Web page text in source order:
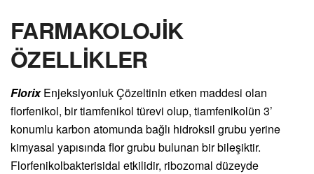
FARMAKOLOJİK
ÖZELLİKLER
FlorixEnjeksiyonluk Çözeltinin etken maddesi olan
florfenikol, bir tiamfenikol türevi olup, tiamfenikolün 3’
konumlu karbon atomunda bağlı hidroksil grubu yerine
kimyasal yapısında flor grubu bulunan bir bileşiktir.
Florfenikolbakterisidal etkilidir, ribozomal düzeyde